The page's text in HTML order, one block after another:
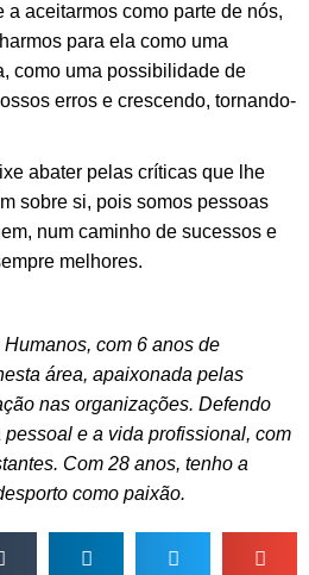
a aceitarmos como parte de nós,
para ela como uma
como uma possibilidade de
erros e crescendo, tornando-
abater pelas críticas que lhe
sobre si, pois somos pessoas
num caminho de sucessos e
melhores.
com 6 anos de
área, apaixonada pelas
nas organizações. Defendo
e a vida profissional, com
Com 28 anos, tenho a
como paixão.